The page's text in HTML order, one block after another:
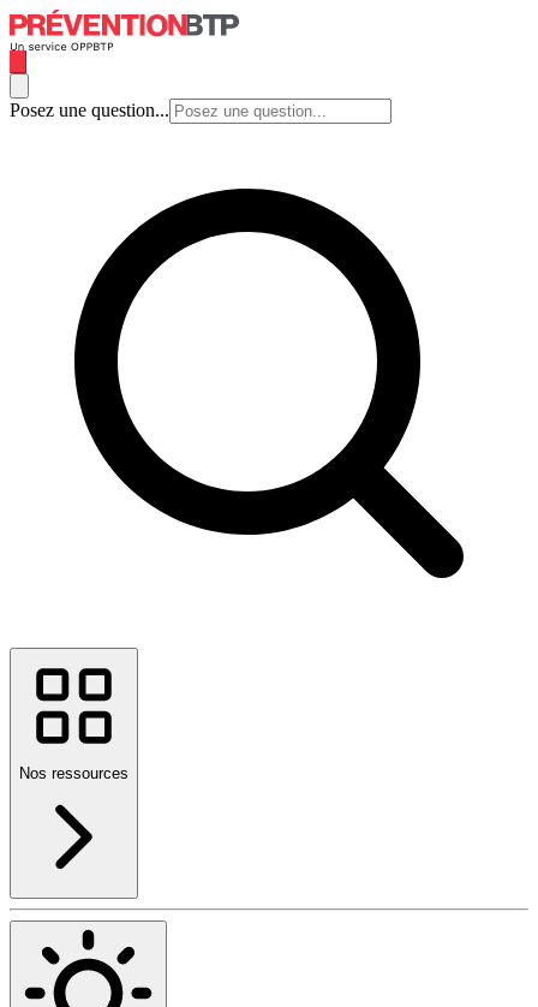
Posez une question...
Nos ressources